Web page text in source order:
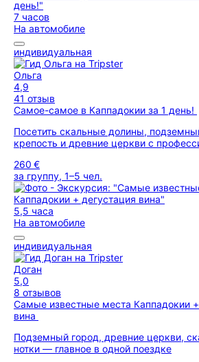
7 часов
На автомобиле
индивидуальная
Ольга
4,9
41 отзыв
Самое-самое в Каппадокии за 1 день!
Посетить скальные долины,
крепость и древние церкви с
260 €
за группу, 1–5 чел.
5,5 часа
На автомобиле
индивидуальная
Доган
5,0
8 отзывов
Самые известные места Каппадокии +
вина
Подземный город, древние церкви,
нотки — главное в одной поездке